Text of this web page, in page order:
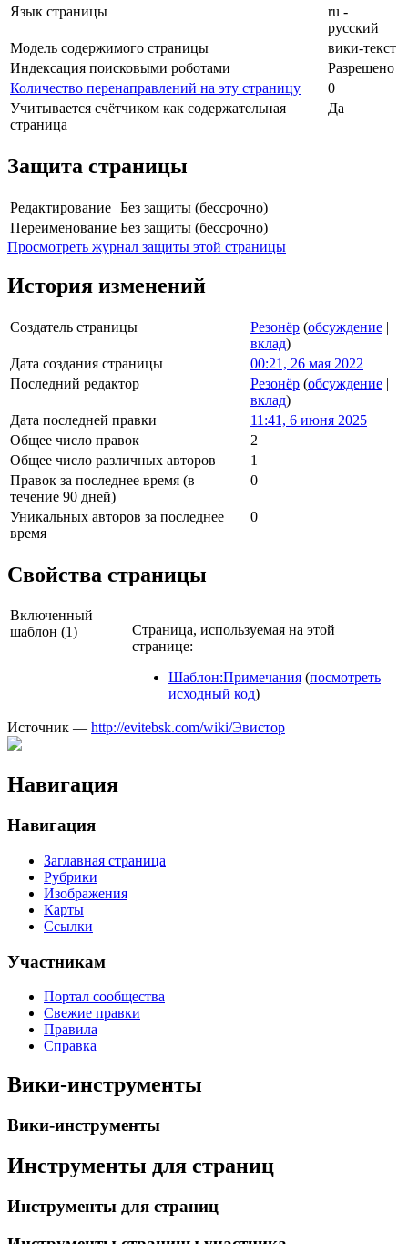
Язык страницы
ru -
русский
Модель содержимого страницы
вики-текст
Индексация поисковыми роботами
Разрешено
Количество перенаправлений на эту страницу
0
Учитывается счётчиком как содержательная
страница
Да
Защита страницы
Редактирование Без защиты (бессрочно)
Переименование Без защиты (бессрочно)
Просмотреть журнал защиты этой страницы
История изменений
Создатель страницы Резонёр (обсуждение |
вклад)
Дата создания страницы
00:21, 26 мая 2022
Последний редактор
Резонёр (обсуждение |
вклад)
Дата последней правки
11:41, 6 июня 2025
Общее число правок
2
Общее число различных авторов
1
Правок за последнее время (в
течение 90 дней)
0
Уникальных авторов за последнее
время
0
Свойства страницы
Включенный
шаблон (1)
Страница, используемая на этой
странице:
Шаблон:Примечания (посмотреть
исходный код)
Источник — http://evitebsk.com/wiki/Эвистор
Навигация
Навигация
Заглавная страница
Рубрики
Изображения
Карты
Ссылки
Участникам
Портал сообщества
Свежие правки
Правила
Справка
Вики-инструменты
Вики-инструменты
Инструменты для страниц
Инструменты для страниц